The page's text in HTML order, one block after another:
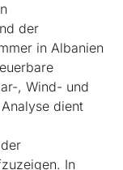
der
in Albanien
, Wind- und
dient
In